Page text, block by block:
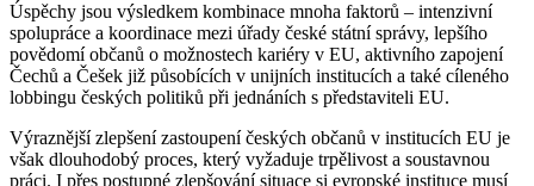
Úspěchy jsou výsledkem kombinace mnoha faktorů – intenzivní
spolupráce a koordinace mezi úřady české státní správy, lepšího
povědomí občanů o možnostech kariéry v EU, aktivního zapojení
Čechů a Češek již působících v unijních institucích a také cíleného
lobbingu českých politiků při jednáních s představiteli EU.
Výraznější zlepšení zastoupení českých občanů v institucích EU je
však dlouhodobý proces, který vyžaduje trpělivost a soustavnou
práci. I přes postupné zlepšování situace si evropské instituce musí